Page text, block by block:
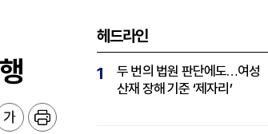
헤드라인
1
두 번의 법원 판단에도…여성
산재 장해 기준 ‘제자리’